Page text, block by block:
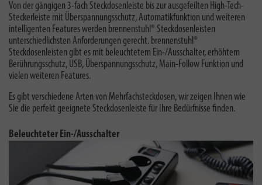
Von der gängigen 3-fach Steckdosenleiste bis zur ausgefeilten High-Tech-
Steckerleiste mit Überspannungsschutz, Automatikfunktion und weiteren
intelligenten Features werden brennenstuhl® Steckdosenleisten
unterschiedlichsten Anforderungen gerecht. brennenstuhl®
Steckdosenleisten gibt es mit beleuchtetem Ein-/Ausschalter, erhöhtem
Berührungsschutz, USB, Überspannungsschutz, Main-Follow Funktion und
vielen weiteren Features.
Es gibt verschiedene Arten von Mehrfachsteckdosen, wir zeigen Ihnen wie
Sie die perfekt geeignete Steckdosenleiste für Ihre Bedürfnisse finden.
Beleuchteter Ein-/Ausschalter